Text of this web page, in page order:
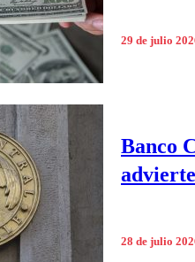
29 de julio
Banco
28 de julio